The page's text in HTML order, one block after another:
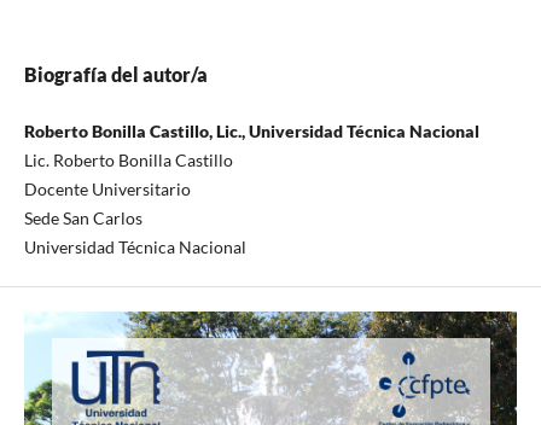
Biografía del autor/a
Roberto Bonilla Castillo, Lic., Universidad Técnica Nacional
Lic. Roberto Bonilla Castillo
Docente Universitario
Sede San Carlos
Universidad Técnica Nacional